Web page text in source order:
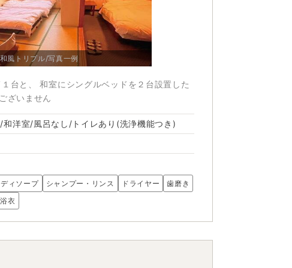
風トリプル/写真一例
台と、 和室にシングルベッドを２台設置した
ざいません
和洋室/風呂なし/トイレあり(洗浄機能つき)
ィソープ シャンプー・リンス ドライヤー
歯磨き
衣